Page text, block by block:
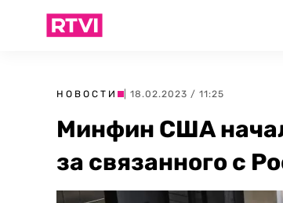
НОВОСТИ | 18.02.2023 / 11:25
Минфин США
за связанного с